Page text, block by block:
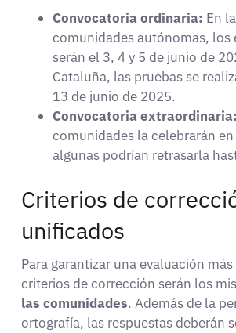
Convocatoria ordinaria: En
comunidades autónomas, los
serán el 3, 4 y 5 de junio de
Cataluña, las pruebas se
13 de junio de 2025.
Convocatoria extraordinaria:
comunidades la celebrarán
algunas podrían retrasarla
Criterios de
unificados
Para garantizar una evaluación
criterios de corrección serán los
las comunidades. Además de la
ortografía, las respuestas deberán